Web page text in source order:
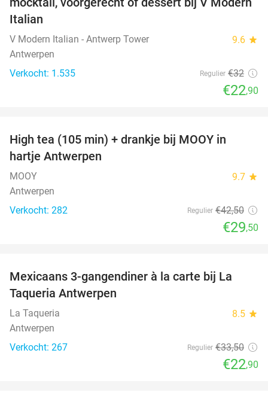
Italian
V Modern Italian - Antwerp Tower 9.6 star
Antwerpen
Verkocht: 1.535
Regulier €32
€22,90
High tea (105 min) + drankje bij MOOY in
hartje Antwerpen
MOOY 9.7 star
Antwerpen
Verkocht: 282
Regulier €42,50
€29,50
32%
Mexicaans 3-gangendiner à la carte bij La
Taqueria Antwerpen
La Taqueria 8.5 star
Antwerpen
Verkocht: 267
Regulier €33,50
€22,90